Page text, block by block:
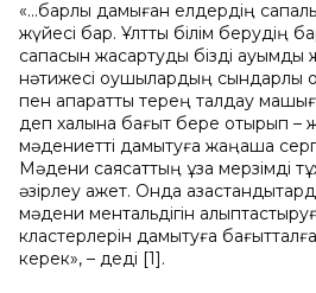
«...барлық дамыған елдердің
жүйесі бар. Ұлттық білім берудің
сапасын жақсартуды бізді ауқымды
нәтижесі оқушылардың сындарлы
пен ақпаратты терең талдау
деп халқына бағыт бере отырып –
мәдениетті дамытуға жаңаша
Мәдени саясаттың ұзақ мерзімді
әзірлеу қажет. Онда
мәдени ментальдігін
кластерлерін дамытуға
керек», – деді [1].